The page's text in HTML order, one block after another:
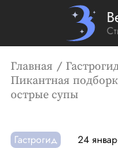
Главная
Пикантная
острые супы
Гастрогид 24